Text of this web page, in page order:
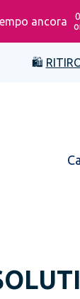
ancora
🛍️